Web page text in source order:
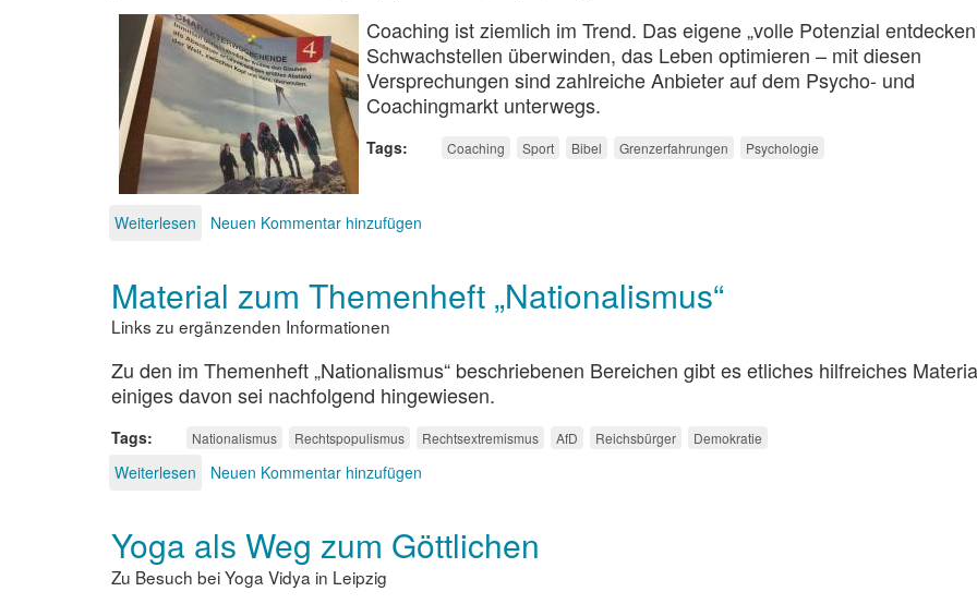
Coaching ist ziemlich im Trend. Das eigene „volle Potenzial
Schwachstellen überwinden, das Leben optimieren – mit diesen
Versprechungen sind zahlreiche Anbieter auf dem Psycho- und
Coachingmarkt unterwegs.
Tags Coaching Sport Bibel Grenzerfahrungen Psychologie
Weiterlesen über
Coaching
Neuen Kommentar hinzufügen
Material zum Themenheft „Nationalismus“
Links zu ergänzenden Informationen
Zu den im Themenheft „Nationalismus“ beschriebenen Bereichen gibt es etliches hilfreiches
einiges davon sei nachfolgend hingewiesen.
Tags Nationalismus Rechtspopulismus Rechtsextremismus AfD Reichsbürger Demokratie
Weiterlesen über
Themenheft
„Nationalismus“
Neuen Kommentar hinzufügen
Yoga als Weg zum Göttlichen
Zu Besuch bei Yoga Vidya in Leipzig